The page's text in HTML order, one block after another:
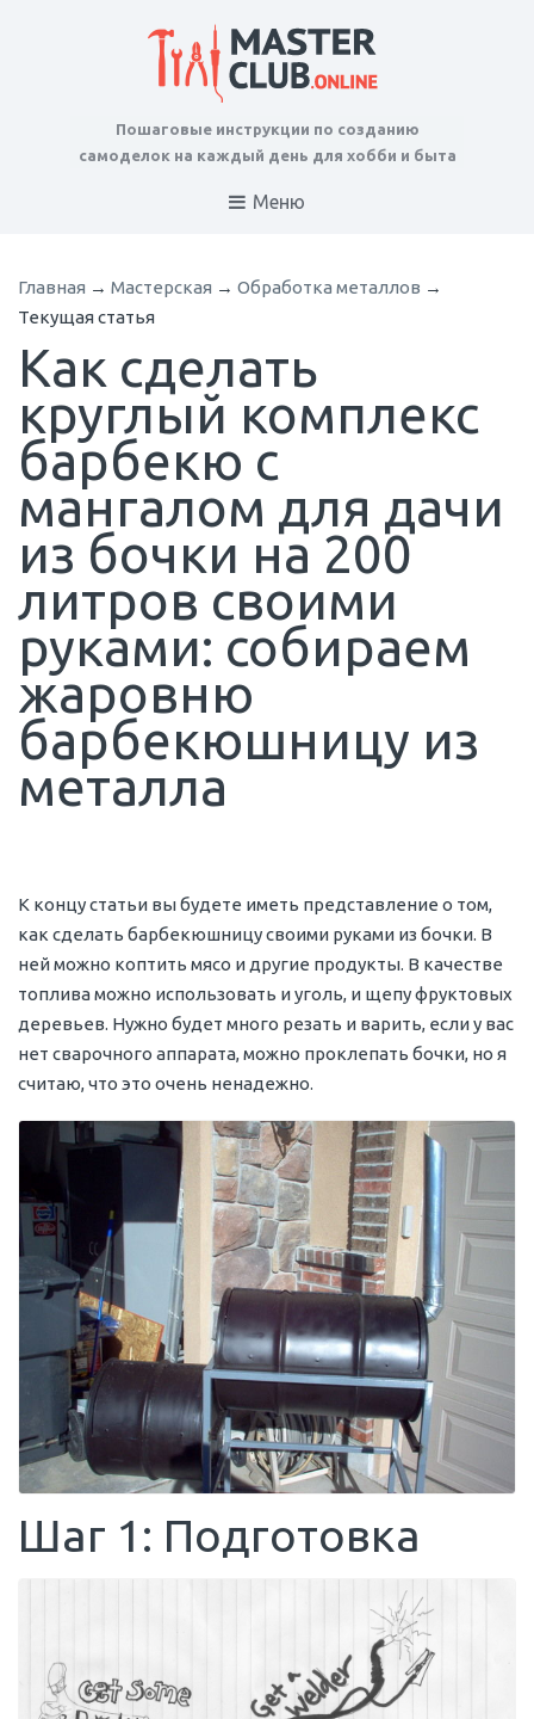
Пошаговые инструкции по созданию
самоделок на каждый день для хобби и быта
Меню
Главная → Мастерская → Обработка металлов →
Текущая статья
Как сделать
круглый комплекс
барбекю с
мангалом для дачи
из бочки на 200
литров своими
руками: собираем
жаровню
барбекюшницу из
металла
К концу статьи вы будете иметь представление о том,
как сделать барбекюшницу своими руками из бочки. В
ней можно коптить мясо и другие продукты. В качестве
топлива можно использовать и уголь, и щепу фруктовых
деревьев. Нужно будет много резать и варить, если у вас
нет сварочного аппарата, можно проклепать бочки, но я
считаю, что это очень ненадежно.
Шаг 1: Подготовка